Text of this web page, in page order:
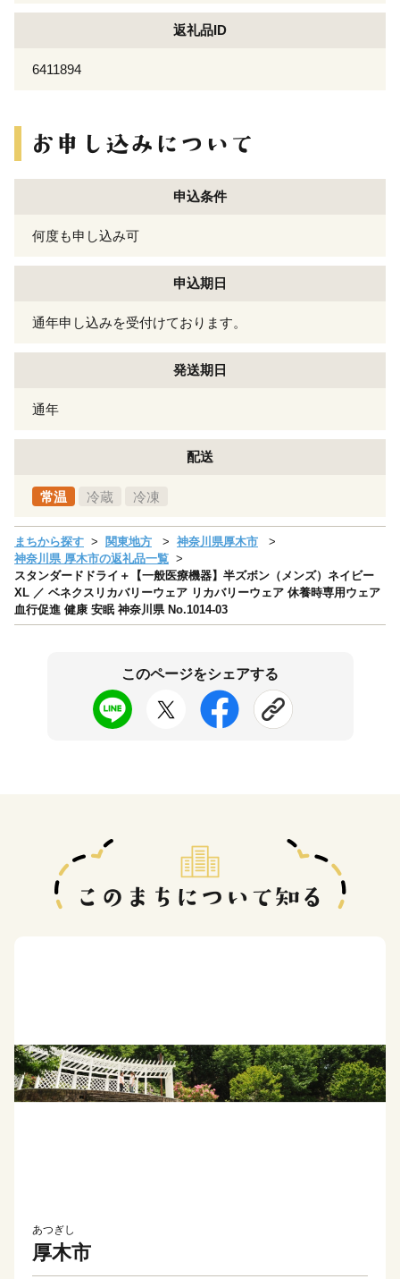
返礼品ID
6411894
申込条件
何度も申し込み可
申込期日
通年申し込みを受付けております。
発送期日
通年
配送
常温 冷蔵 冷凍
まちから探す 関東地方
神奈川県厚木市
神奈川県 厚木市の返礼品一覧
スタンダードドライ＋【一般医療機器】半ズボン（メンズ）ネイビー
XL ／ ベネクスリカバリーウェア リカバリーウェア 休養時専用ウェア
血行促進 健康 安眠 神奈川県 No.1014-03
このページをシェアする
あつぎし
厚木市